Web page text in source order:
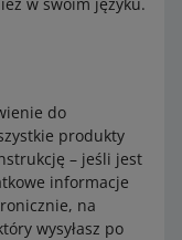
do
produkty
– jeśli jest
informacje
na
wysyłasz po